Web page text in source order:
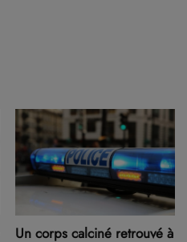
Un corps calciné retrouvé à